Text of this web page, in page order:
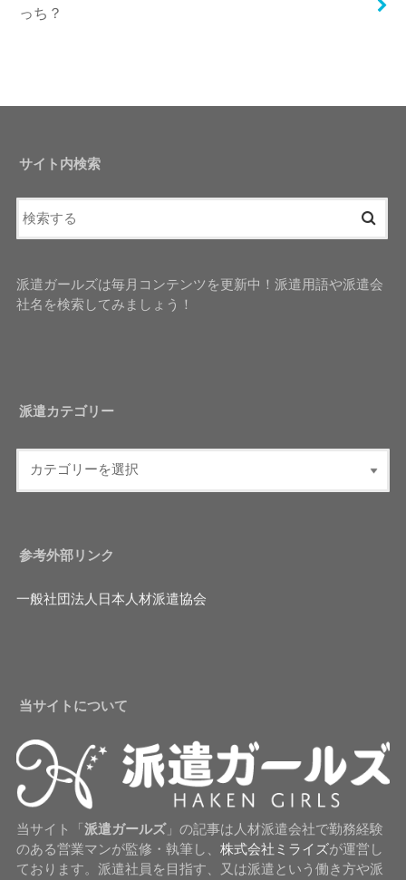
っち？
サイト内検索
派遣ガールズは毎月コンテンツを更新中！派遣用語や派遣会
社名を検索してみましょう！
派遣カテゴリー
参考外部リンク
一般社団法人日本人材派遣協会
当サイトについて
当サイト「 派遣ガールズ」の記事は人材派遣会社で勤務経験
のある営業マンが監修・執筆し、 株式会社ミライズが運営し
ております。派遣社員を目指す、又は派遣という働き方や派